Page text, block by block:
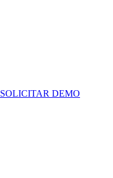
SOLICITAR DEMO